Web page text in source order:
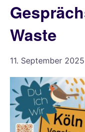
Waste
11. September